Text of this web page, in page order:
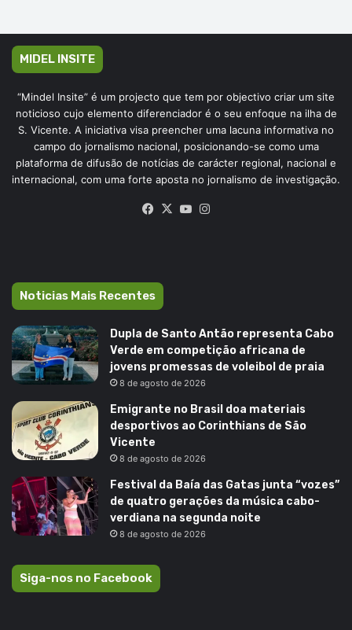
MIDEL INSITE
“Mindel Insite” é um projecto que tem por objectivo criar um site
noticioso cujo elemento diferenciador é o seu enfoque na ilha de
S. Vicente. A iniciativa visa preencher uma lacuna informativa no
campo do jornalismo nacional, posicionando-se como uma
plataforma de difusão de notícias de carácter regional, nacional e
internacional, com uma forte aposta no jornalismo de investigação.
Facebook
X YouTube
Noticias Mais Recentes
Dupla de Santo Antão representa Cabo
Verde em competição africana de
jovens promessas de voleibol de praia
8 de agosto de 2026
Emigrante no Brasil doa materiais
desportivos ao Corinthians de São
Vicente
8 de agosto de 2026
Festival da Baía das Gatas junta “vozes”
de quatro gerações da música cabo-
verdiana na segunda noite
8 de agosto de 2026
Siga-nos no Facebook